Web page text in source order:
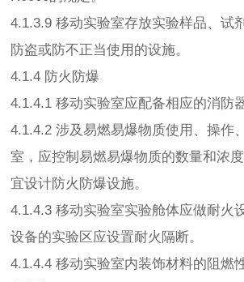
4.1.3.9 移动实验室存放实验样品、试
防盗或防不正当使用的设施。
4.1.4 防火防爆
4.1.4.1 移动实验室应配备相应的消防
4.1.4.2 涉及易燃易爆物质使用、操作
室，应控制易燃易爆物质的数量和浓
宜设计防火防爆设施。
4.1.4.3 移动实验室实验舱体应做耐火
设备的实验区应设置耐火隔断。
4.1.4.4 移动实验室内装饰材料的阻燃